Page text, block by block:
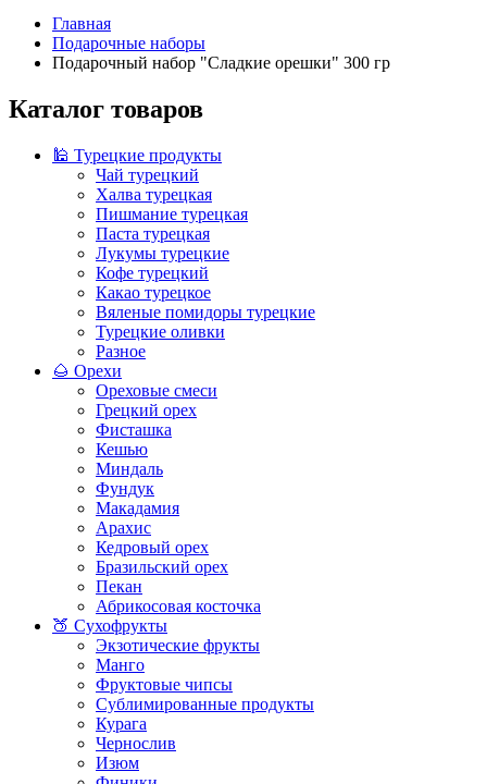
Главная
Подарочные наборы
Подарочный набор "Сладкие орешки" 300 гр
Каталог товаров
🕌 Турецкие продукты
Чай турецкий
Халва турецкая
Пишмание турецкая
Паста турецкая
Лукумы турецкие
Кофе турецкий
Какао турецкое
Вяленые помидоры турецкие
Турецкие оливки
Разное
🌰 Орехи
Ореховые смеси
Грецкий орех
Фисташка
Кешью
Миндаль
Фундук
Макадамия
Арахис
Кедровый орех
Бразильский орех
Пекан
Абрикосовая косточка
🍑 Сухофрукты
Экзотические фрукты
Манго
Фруктовые чипсы
Сублимированные продукты
Курага
Чернослив
Изюм